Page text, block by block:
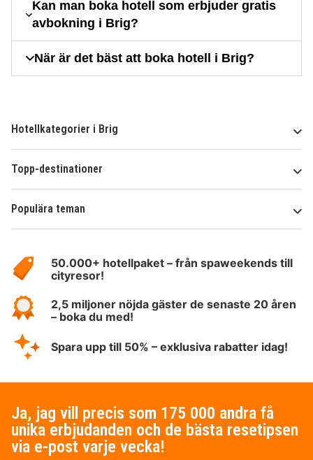
Kan man boka hotell som erbjuder gratis
avbokning i Brig?
När är det bäst att boka hotell i Brig?
Hotellkategorier i Brig
Topp-destinationer
Populära teman
HotelSpecials50.000+ hotellpaket – från spaweekends till
cityresor!
2,5 miljoner nöjda gäster de senaste 20 åren
– boka du med!
Spara upp till 50% – exklusiva rabatter idag!
Ja, jag vill precis som 175 000 andra få
unika erbjudanden och de bästa resetipsen
via e-post varje vecka!